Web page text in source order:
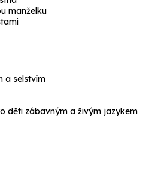
manželku
a selstvím
děti zábavným a živým jazykem